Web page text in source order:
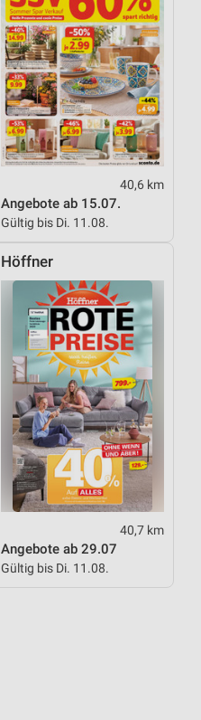
40,6 km
Angebote ab 15.07.
Gültig bis Di. 11.08.
Höffner
40,7 km
Angebote ab 29.07
Gültig bis Di. 11.08.